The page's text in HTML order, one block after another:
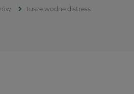
tusze wodne distress